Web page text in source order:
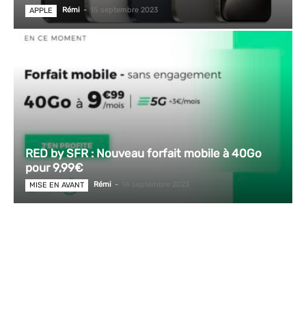
APPLE Rémi - 15 septembre 2023
RED by SFR : Nouveau forfait mobile à 40Go
pour 9,99€
MISE EN AVANT Rémi - 14 septembre 2023